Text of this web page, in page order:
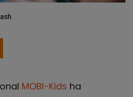
Twitter
en LinkedIn
por email
MOBI-Kids ha